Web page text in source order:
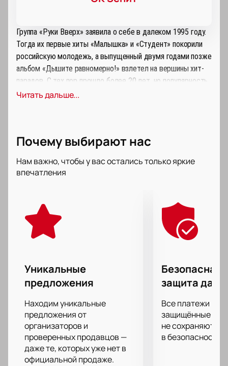
Группа «Руки Вверх» заявила о себе в далеком 1995 году.
Тогда их первые хиты «Малышка» и «Студент» покорили
российскую молодежь, а выпущенный двумя годами позже
альбом «Дышите равномерно!» взлетел на вершины хит-
парадов. С тех пор прошло более 20 лет, но популярность
группы не угасает и по сей день. Их песни помнят и любят
и видео инсталляции, специальные звездные гости
концерта - все это на большом концерте в Ноябрьске, 15
ноября!
Читать дальше...
Почему выбирают нас
Нам важно, чтобы у вас остались только яркие
впечатления
Уникальные
предложения
Находим уникальные
предложения от
организаторов и
проверенных продавцов —
даже те, которых уже нет в
официальной продаже.
Безопасная
защита
Все платежи
защищённые
не сохраняются
в безопасности.